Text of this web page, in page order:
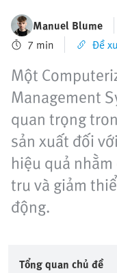
Manuel Blume
7 min
Đề
Một
Management
quan trọng
sản xuất đối
hiệu quả
tru và giảm
động.
Tổng quan chủ đề